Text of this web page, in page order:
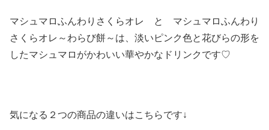
マシュマロふんわりさくらオレ と マシュマロふんわり
さくらオレ～わらび餅～は、淡いピンク色と花びらの形を
したマシュマロがかわいい華やかなドリンクです♡
気になる２つの商品の違いはこちらです↓